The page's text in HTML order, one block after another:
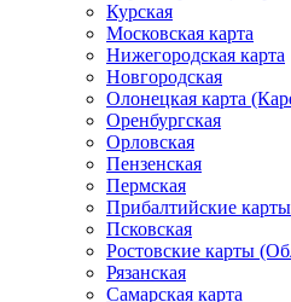
Курская
Московская карта
Нижегородская карта
Новгородская
Олонецкая карта
Оренбургская
Орловская
Пензенская
Пермская
Прибалтийские карты
Псковская
Ростовские карты
Рязанская
Самарская карта